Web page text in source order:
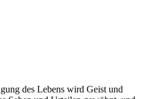
des Lebens wird Geist und